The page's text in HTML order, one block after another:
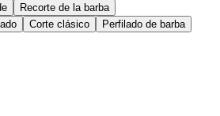
Recorte de la barba
Corte clásico
Perfilado de barba